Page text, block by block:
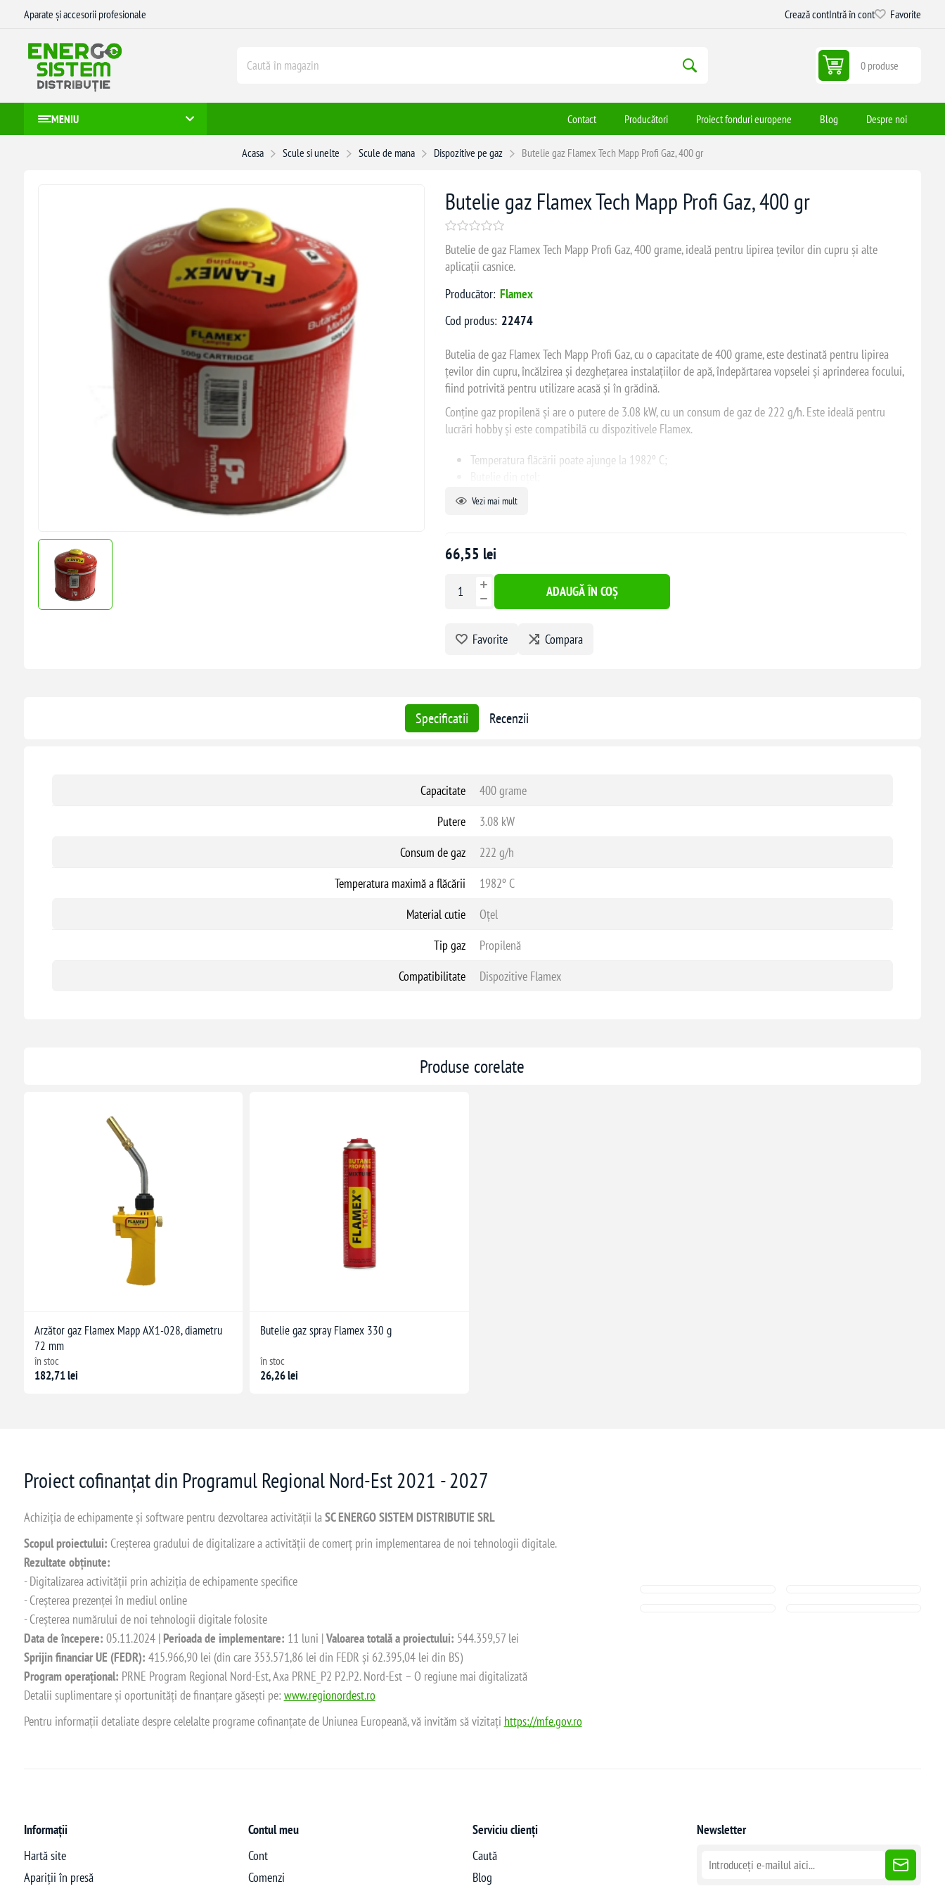
Aparate și accesorii profesionale Crează contIntră în cont Favorite
0 produse
MENIU Contact Producători Proiect fonduri europene Blog Despre noi
Acasa Scule si unelte Scule de mana Dispozitive pe gaz Butelie gaz Flamex Tech Mapp Profi Gaz, 400 gr
Butelie gaz Flamex Tech Mapp Profi Gaz, 400 gr
Butelie de gaz Flamex Tech Mapp Profi Gaz, 400 grame, ideală pentru lipirea țevilor din cupru și alte
aplicații casnice.
Producător: Flamex
Cod produs: 22474
Butelia de gaz Flamex Tech Mapp Profi Gaz, cu o capacitate de 400 grame, este destinată pentru lipirea
țevilor din cupru, încălzirea și dezghețarea instalațiilor de apă, îndepărtarea vopselei și aprinderea focului,
fiind potrivită pentru utilizare acasă și în grădină.
Conține gaz propilenă și are o putere de 3.08 kW, cu un consum de gaz de 222 g/h. Este ideală pentru
lucrări hobby și este compatibilă cu dispozitivele Flamex.
Temperatura flăcării poate ajunge la 1982º C;
Cartuș perforabil cu supapă de siguranță TSS pentru prevenirea scăpărilor la demontarea
Vezi mai mult
66,55 lei
ADAUGĂ ÎN COȘ
Favorite Compara
Specificatii Recenzii
Capacitate
400 grame
Putere
3.08 kW
Consum de gaz
222 g/h
Temperatura maximă a flăcării
1982º C
Material cutie
Oțel
Tip gaz
Propilenă
Compatibilitate
Dispozitive Flamex
Produse corelate
Arzător gaz Flamex Mapp AX1-028, diametru
72 mm
în stoc
182,71 lei
Butelie gaz spray Flamex 330 g
în stoc
26,26 lei
Proiect cofinanțat din Programul Regional Nord-Est 2021 - 2027
Achiziția de echipamente și software pentru dezvoltarea activității laSC ENERGO SISTEM DISTRIBUTIE SRL
Scopul proiectului: Creșterea gradului de digitalizare a activității de comerț prin implementarea de noi tehnologii digitale.
Rezultate obținute:
- Digitalizarea activității prin achiziția de echipamente specifice
- Creșterea prezenței în mediul online
- Creșterea numărului de noi tehnologii digitale folosite
Data de începere: 05.11.2024 | Perioada de implementare: 11 luni |Valoarea totală a proiectului: 544.359,57 lei
Sprijin financiar UE (FEDR): 415.966,90 lei (din care 353.571,86 lei din FEDR și 62.395,04 lei din BS)
Program operațional: PRNE Program Regional Nord-Est, Axa PRNE_P2 P2.P2. Nord-Est – O regiune mai digitalizată
Detalii suplimentare și oportunități de finanțare găsești pe: www.regionordest.ro
Pentru informații detaliate despre celelalte programe cofinanțate de Uniunea Europeană, vă invităm să vizitați https://mfe.gov.ro
Informații
Hartă site
Apariții în presă
Contul meu
Cont
Comenzi
Serviciu clienți
Caută
Blog
Newsletter